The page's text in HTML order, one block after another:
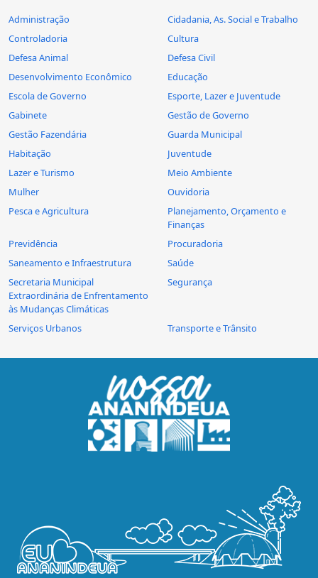
Administração
Cidadania, As. Social e Trabalho
Controladoria
Cultura
Defesa Animal
Defesa Civil
Desenvolvimento Econômico
Educação
Escola de Governo
Esporte, Lazer e Juventude
Gabinete
Gestão de Governo
Gestão Fazendária
Guarda Municipal
Habitação
Juventude
Lazer e Turismo
Meio Ambiente
Mulher
Ouvidoria
Pesca e Agricultura
Planejamento, Orçamento e
Finanças
Previdência
Procuradoria
Saneamento e Infraestrutura
Saúde
Secretaria Municipal
Extraordinária de Enfrentamento
às Mudanças Climáticas
Segurança
Serviços Urbanos Transporte e Trânsito